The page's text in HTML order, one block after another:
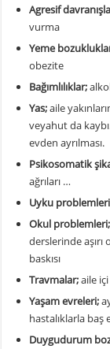
Agresif
vurma
Yeme
obezite
Bağımlılıklar;
Yas;aile
veyahut da
evden ayrılması.
Psikosomatik
ağrıları …
Uyku
Okul problemleri;
derslerinde
baskısı
Travmalar;aile
Yaşam evreleri;
hastalıklarla baş
Duygudurum